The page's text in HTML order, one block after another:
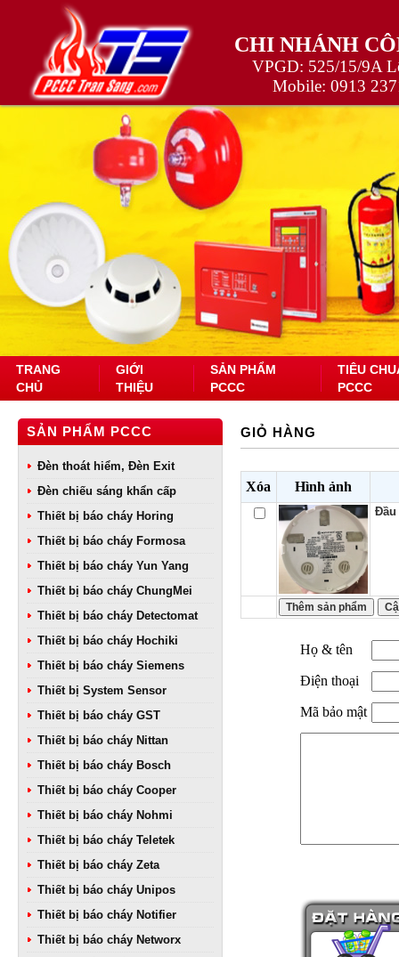
CHI NHÁNH
VPGD: 525/15/9A
Mobile: 0913
TRANG
CHỦ
GIỚI
THIỆU
SẢN PHẨM
PCCC
TIÊU
PCCC
SẢN PHẨM PCCC
Đèn thoát hiểm, Đèn Exit
Đèn chiếu sáng khẩn cấp
Thiết bị báo cháy Horing
Thiết bị báo cháy Formosa
Thiết bị báo cháy Yun Yang
Thiết bị báo cháy ChungMei
Thiết bị báo cháy Detectomat
Thiết bị báo cháy Hochiki
Thiết bị báo cháy Siemens
Thiết bị System Sensor
Thiết bị báo cháy GST
Thiết bị báo cháy Nittan
Thiết bị báo cháy Bosch
Thiết bị báo cháy Cooper
Thiết bị báo cháy Nohmi
Thiết bị báo cháy Teletek
Thiết bị báo cháy Zeta
Thiết bị báo cháy Unipos
Thiết bị báo cháy Notifier
Thiết bị báo cháy Networx
GIỎ HÀNG
Xóa Hình ảnh
Đầu
Họ & tên
Điện thoại
Mã bảo mật